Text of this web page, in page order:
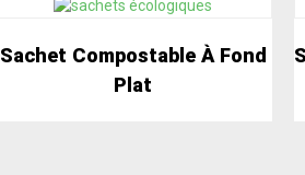
Sachet Compostable À Fond
Plat